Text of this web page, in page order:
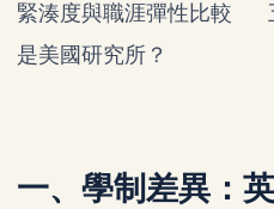
緊湊度與職涯彈性比較
是美國研究所？
一、學制差異：